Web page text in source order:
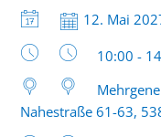
Uhr
Datum:
12. Mai
Uhrzeit:
10:00 -
Nahestraße 61-63,